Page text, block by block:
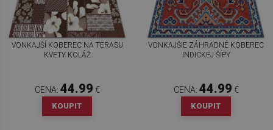
VONKAJŠÍ KOBEREC NA TERASU
KVETY KOLÁŽ
CENA: 44.99 €
KOUPIT
VONKAJŠIE ZÁHRADNÉ KOBEREC
INDICKEJ ŠÍPY
CENA: 44.99 €
KOUPIT